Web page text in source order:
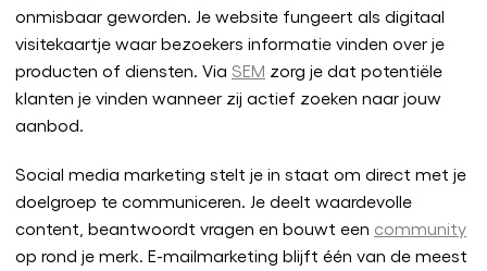
onmisbaar geworden. Je website fungeert als digitaal
visitekaartje waar bezoekers informatie vinden over je
producten of diensten. Via SEM zorg je dat potentiële
klanten je vinden wanneer zij actief zoeken naar jouw
aanbod.
Social media marketing stelt je in staat om direct met je
doelgroep te communiceren. Je deelt waardevolle
content, beantwoordt vragen en bouwt een community
op rond je merk. E-mailmarketing blijft één van de meest